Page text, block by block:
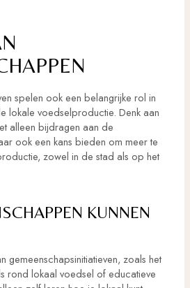
spelen ook een belangrijke rol in
lokale voedselproductie. Denk aan
alleen bijdragen aan de
ook een kans bieden om meer te
zowel in de stad als op het
KUNNEN
gemeenschapsinitiatieven, zoals het
rond lokaal voedsel of educatieve